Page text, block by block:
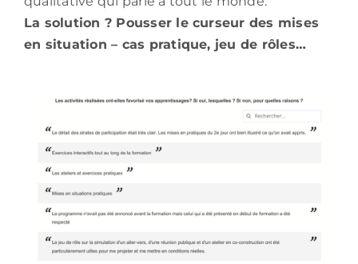
La solution ? Pousser le curseur des mises
en situation – cas pratique, jeu de rôles…